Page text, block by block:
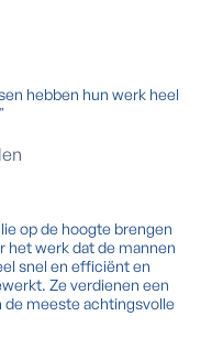
hebben hun werk heel
op de hoogte brengen
het werk dat de mannen
snel en efficiënt en
Ze verdienen een
de meeste achtingsvolle